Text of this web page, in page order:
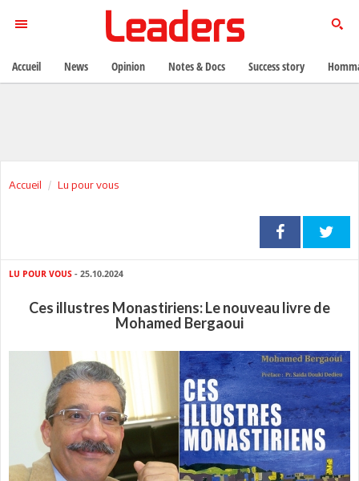
Accueil Lu pour vous
LU POUR VOUS - 25.10.2024
Ces illustres Monastiriens: Le nouveau livre de
Mohamed Bergaoui
Accueil News Opinion Notes & Docs Success story